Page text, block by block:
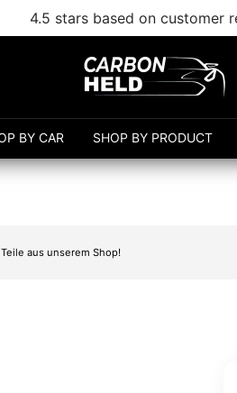
Free shipping from 99€
Carbonheld
BY CAR SHOP BY PRODUCT
aus unserem Shop!